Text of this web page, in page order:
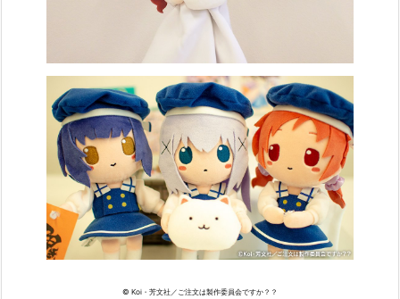
© Koi・芳文社／ご注文は製作委員会ですか？？